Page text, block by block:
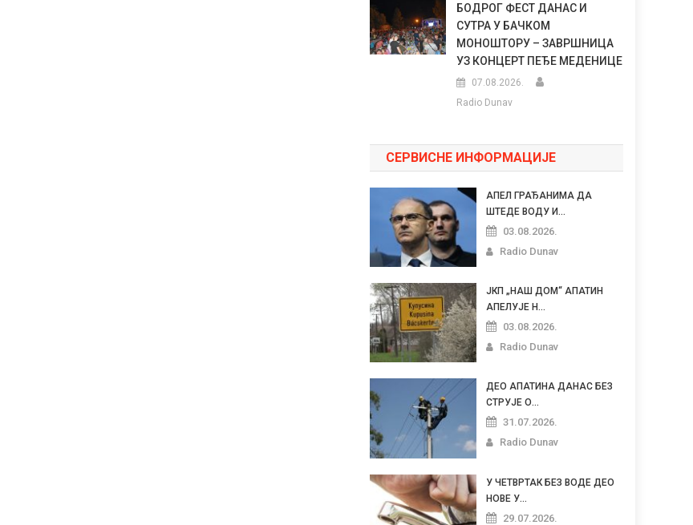
БОДРОГ ФЕСТ ДАНАС И
СУТРА У БАЧКОМ
МОНОШТОРУ – ЗАВРШНИЦА
УЗ КОНЦЕРТ ПЕЂЕ МЕДЕНИЦЕ
07.08.2026.
Radio Dunav
СЕРВИСНЕ ИНФОРМАЦИЈЕ
АПЕЛ ГРАЂАНИМА ДА
ШТЕДЕ ВОДУ И...
03.08.2026.
Radio Dunav
ЈКП „НАШ ДОМ“ АПАТИН
АПЕЛУЈЕ Н...
03.08.2026.
Radio Dunav
ДЕО АПАТИНА ДАНАС БЕЗ
СТРУЈЕ О...
31.07.2026.
Radio Dunav
У ЧЕТВРТАК БЕЗ ВОДЕ ДЕО
НОВЕ У...
29.07.2026.